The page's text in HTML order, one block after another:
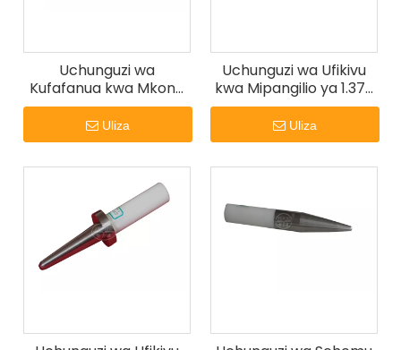
Uchunguzi wa
Kufafanua kwa Mkono
wenye Umbo la Gorofa
na Koni Miaka 3.5-4.5
ya UL 60335-2-24
Uliza
Uchunguzi wa Ufikivu
kwa Mipangilio ya 1.375
kati ya UL 1017
Uliza